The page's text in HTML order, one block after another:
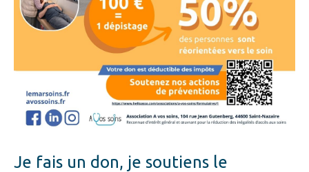
Je fais un don, je soutiens le